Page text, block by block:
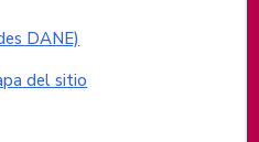
DANE)
del sitio